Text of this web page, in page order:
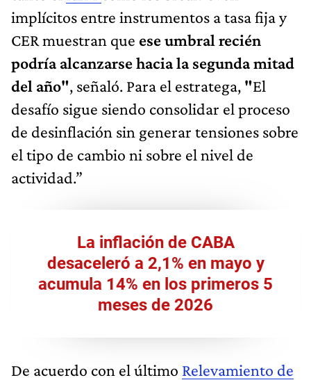
implícitos entre instrumentos a tasa fija y
CER muestran que ese umbral recién
podría alcanzarse hacia la segunda mitad
del año", señaló. Para el estratega, "El
desafío sigue siendo consolidar el proceso
de desinflación sin generar tensiones sobre
el tipo de cambio ni sobre el nivel de
actividad.”
La inflación de CABA
desaceleró a 2,1% en mayo y
acumula 14% en los primeros 5
meses de 2026
De acuerdo con el último Relevamiento de